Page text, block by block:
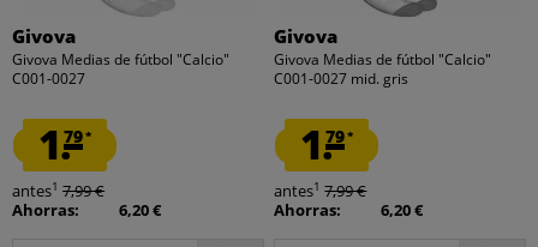
Givova
Givova Medias de fútbol "Calcio"
C001-0027
1.79*
antes1 7,99 €
Ahorras:
6,20 €
Givova
Givova Medias de fútbol "Calcio"
C001-0027 mid. gris
1.79*
antes1 7,99 €
Ahorras:
6,20 €